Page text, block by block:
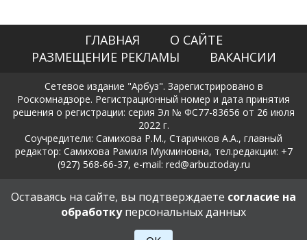
ГЛАВНАЯ
О САЙТЕ
РАЗМЕЩЕНИЕ РЕКЛАМЫ
ВАКАНСИИ
Сетевое издание "Арбуз". Зарегистрировано в
Роскомнадзоре. Регистрационный номер и дата принятия
решения о регистрации: серия Эл № ФС77-83656 от 26 июля
2022 г.
Соучредители: Самихова Р.М., Старичков А.А., главный
редактор: Самихова Рамиля Мукминовна, тел.редакции: +7
(927) 568-66-37, e-mail: red@arbuztoday.ru
Политика в отношении обработки и защиты персональных
данных
18+
Оставаясь на сайте, вы подтверждаете согласие на
обработкуперсональных данных